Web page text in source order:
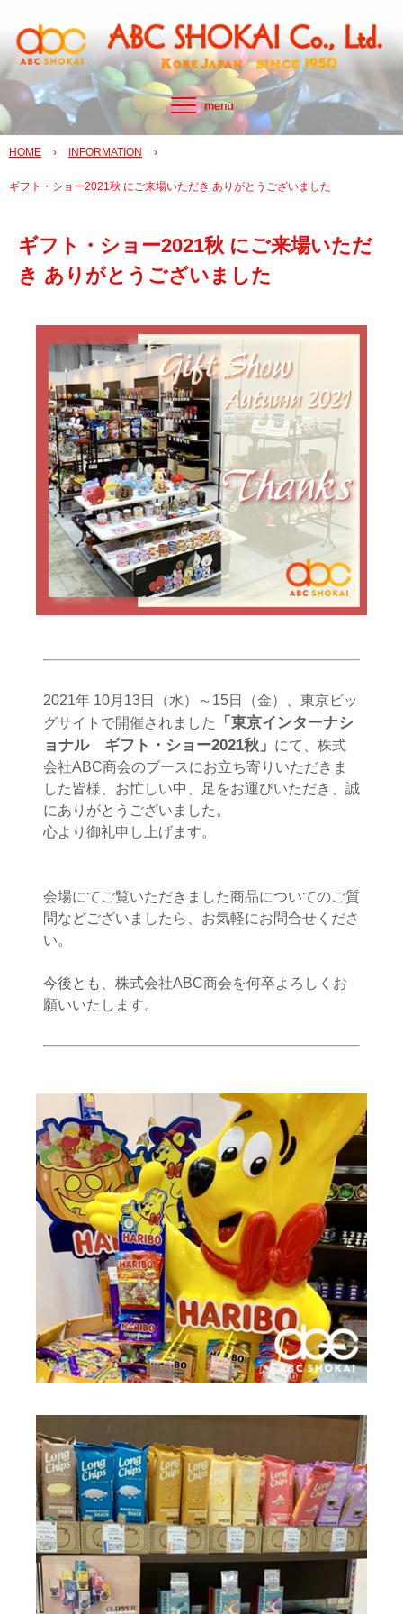
HOME › INFORMATION ›
ギフト・ショー2021秋 にご来場いただき ありがとうございました
ギフト・ショー2021秋 にご来場いただ
き ありがとうございました
2021年 10月13日（水）～15日（金）、東京ビッ
グサイトで開催されました
「東京インターナシ
ョナル ギフト・ショー2021秋」 にて、株式
会社ABC商会のブースにお立ち寄りいただきま
した皆様、お忙しい中、足をお運びいただき、誠
にありがとうございました。
心より御礼申し上げます。
会場にてご覧いただきました商品についてのご質
問などございましたら、お気軽にお問合せくださ
い。
今後とも、株式会社ABC商会を何卒よろしくお
願いいたします。